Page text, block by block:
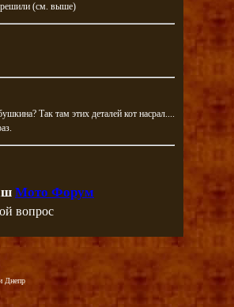
решили (см. выше)
Так там этих деталей кот насрал....
Мото Форум
вопрос
Днепр